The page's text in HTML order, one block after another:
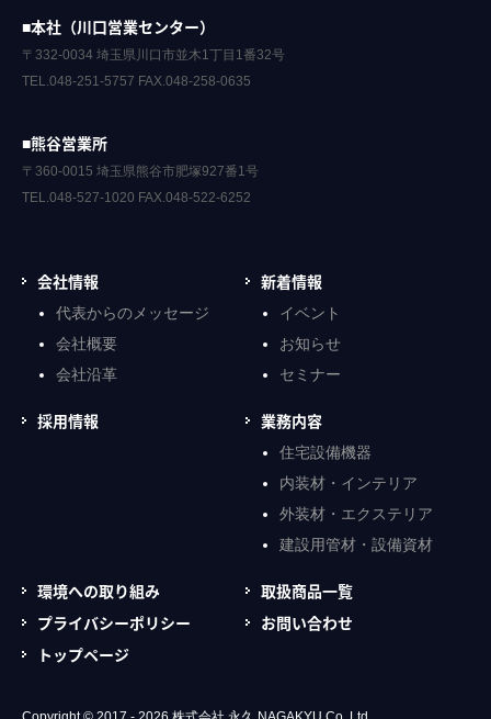
■本社（川口営業センター）
〒332-0034 埼玉県川口市並木1丁目1番32号
TEL.048-251-5757 FAX.048-258-0635
■熊谷営業所
〒360-0015 埼玉県熊谷市肥塚927番1号
TEL.048-527-1020 FAX.048-522-6252
会社情報
代表からのメッセージ
会社概要
会社沿革
新着情報
イベント
お知らせ
セミナー
採用情報 業務内容
住宅設備機器
内装材・インテリア
外装材・エクステリア
建設用管材・設備資材
環境への取り組み
取扱商品一覧
プライバシーポリシー
お問い合わせ
トップページ